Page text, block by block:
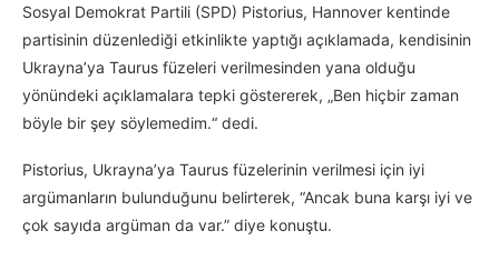
Sosyal Demokrat Partili (SPD) Pistorius, Hannover kentinde
partisinin düzenlediği etkinlikte yaptığı açıklamada, kendisinin
Ukrayna’ya Taurus füzeleri verilmesinden yana olduğu
yönündeki açıklamalara tepki göstererek, „Ben hiçbir zaman
böyle bir şey söylemedim.“ dedi.
Pistorius, Ukrayna’ya Taurus füzelerinin verilmesi için iyi
argümanların bulunduğunu belirterek, “Ancak buna karşı iyi ve
çok sayıda argüman da var.” diye konuştu.